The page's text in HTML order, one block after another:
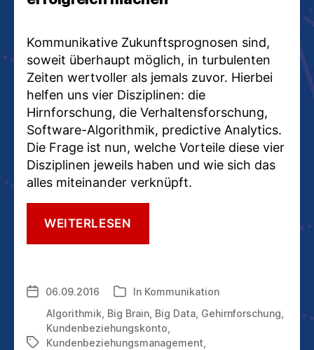
Kommunikative Zukunftsprognosen sind,
soweit überhaupt möglich, in turbulenten
Zeiten wertvoller als jemals zuvor. Hierbei
helfen uns vier Disziplinen: die
Hirnforschung, die Verhaltensforschung,
Software-Algorithmik, predictive Analytics.
Die Frage ist nun, welche Vorteile diese vier
Disziplinen jeweils haben und wie sich das
alles miteinander verknüpft.
WEITERLESEN
IN
ZUKUNFT
ERFOLGREICH
MACHEN
Veröffentlichungsdatum
06.09.2016 Kategorien
In Kommunikation
Schlagwörter
Algorithmik Big Brain Big Data Gehirnforschung
Kundenbeziehungskonto
Kundenbeziehungsmanagement